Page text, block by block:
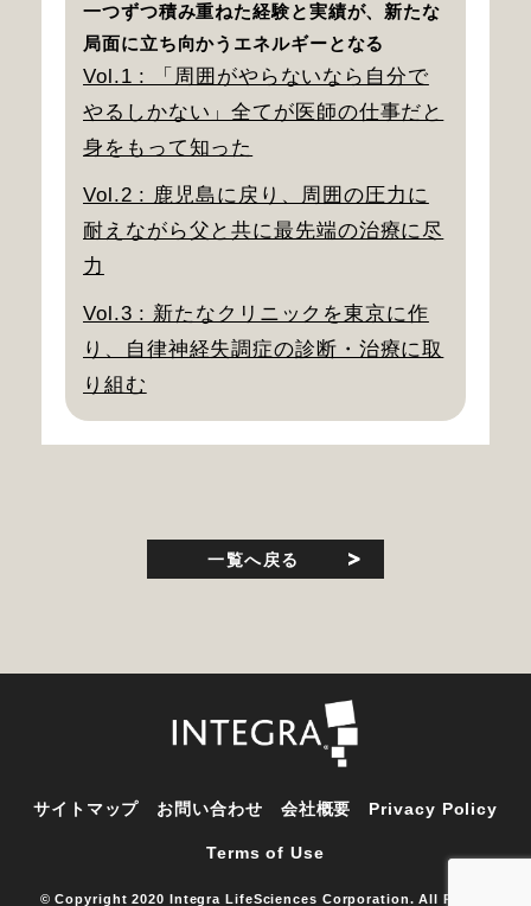
一つずつ積み重ねた経験と実績が、新たな
局面に立ち向かうエネルギーとなる
Vol.1 : 「周囲がやらないなら自分で
やるしかない」全てが医師の仕事だと
身をもって知った
Vol.2 : 鹿児島に戻り、周囲の圧力に
耐えながら父と共に最先端の治療に尽
力
Vol.3 : 新たなクリニックを東京に作
り、自律神経失調症の診断・治療に取
り組む
一覧へ戻る
サイトマップ お問い合わせ 会社概要 Privacy Policy
Terms of Use
© Copyright 2020 Integra LifeSciences Corporation. All Rights